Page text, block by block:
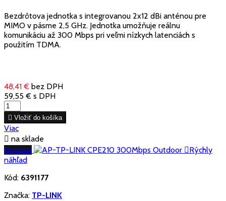
Bezdrôtova jednotka s integrovanou 2x12 dBi anténou pre
MIMO v pásme 2,5 GHz. Jednotka umožňuje reálnu
komunikáciu až 300 Mbps pri veľmi nízkych latenciách s
použitím TDMA.
48,41 € bez DPH
59,55 € s DPH
 Vložiť do košíka
Viac
 na sklade
Novinka
Rýchly
náhľad
Kód: 6391177
Značka: TP-LINK